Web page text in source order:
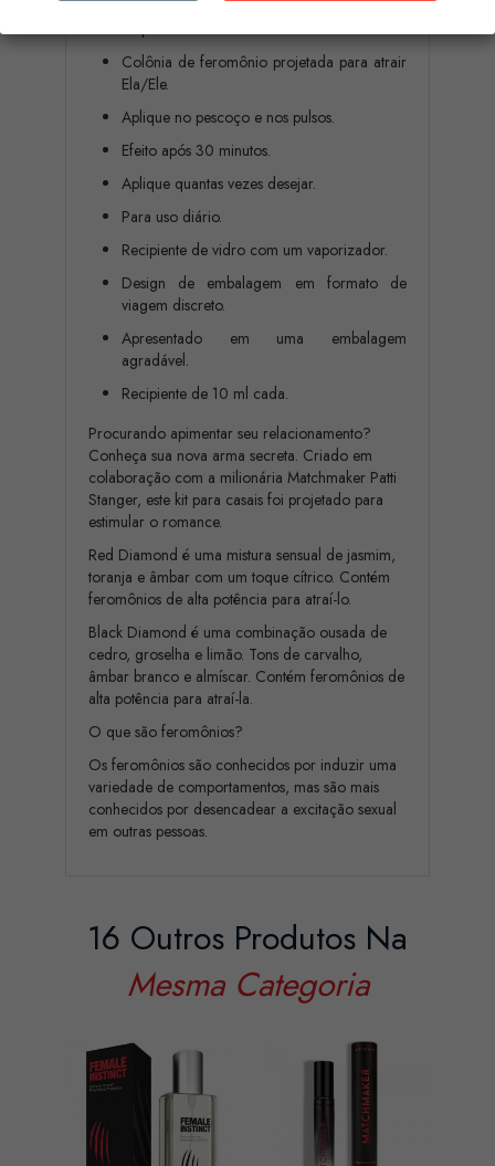
Kit para casais de frascos de feromônio.
Colônia de feromônio projetada para atrair
Ela/Ele.
Aplique no pescoço e nos pulsos.
Efeito após 30 minutos.
Aplique quantas vezes desejar.
Para uso diário.
Recipiente de vidro com um vaporizador.
Design de embalagem em formato de
viagem discreto.
Apresentado em uma embalagem
agradável.
Recipiente de 10 ml cada.
Procurando apimentar seu relacionamento?
Conheça sua nova arma secreta. Criado em
colaboração com a milionária Matchmaker Patti
Stanger, este kit para casais foi projetado para
estimular o romance.
Red Diamond é uma mistura sensual de jasmim,
toranja e âmbar com um toque cítrico. Contém
feromônios de alta potência para atraí-lo.
Black Diamond é uma combinação ousada de
cedro, groselha e limão. Tons de carvalho,
âmbar branco e almíscar. Contém feromônios de
alta potência para atraí-la.
O que são feromônios?
Os feromônios são conhecidos por induzir uma
variedade de comportamentos, mas são mais
conhecidos por desencadear a excitação sexual
em outras pessoas.
16 Outros Produtos Na
Mesma Categoria